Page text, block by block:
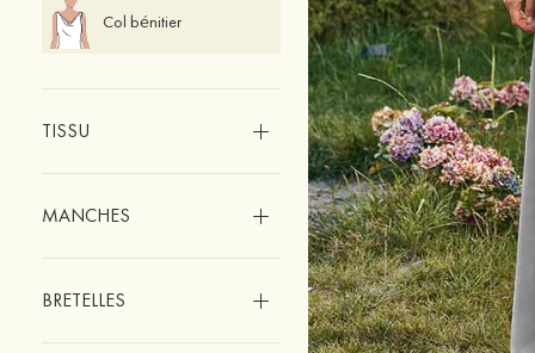
Col bénitier
TISSU
MANCHES
BRETELLES